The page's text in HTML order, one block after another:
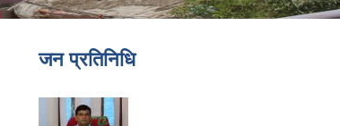
जन प्रतिनिधि